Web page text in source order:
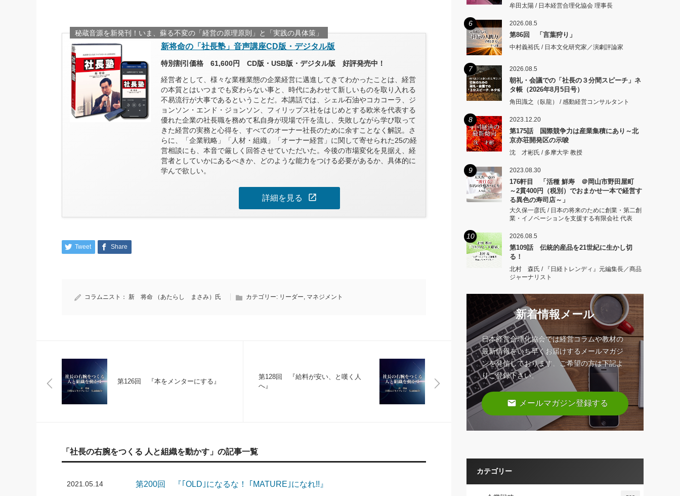
秘蔵音源を新発刊！いま、蘇る不変の「経営の原理原則」と「実践の具体策」
新将命の「社長塾」音声講座CD版・デジタル版
特別割引価格 61,600円 CD版・USB版・デジタル版 好評発売中！
経営者として、様々な業種業態の企業経営に邁進してきてわかったことは、経営
の本質とはいつまでも変わらない事と、時代にあわせて新しいものを取り入れる
不易流行が大事であるということだ。本講話では、シェル石油やコカコーラ、ジ
ョンソン・エンド・ジョンソン、フィリップス社をはじめとする欧米を代表する
優れた企業の社長職を務めて私自身が現場で汗を流し、失敗しながら学び取って
きた経営の実務と心得を、すべてのオーナー社長のために余すことなく解説。さ
らに、「企業戦略」「人材・組織」「オーナー経営」に関して寄せられた25の経
営相談にも、本音で厳しく回答させていただいた。今後の市場変化を見据え、経
営者としていかにあるべきか、どのような能力をつける必要があるか、具体的に
学んで欲しい。
詳細を見る open_in_new
Tweet Share
コラムニスト： 新 将命 （あたらし まさみ）氏 カテゴリー: リーダー マネジメント
第126回 『本をメンターにする』
第128回 『給料が安い、と嘆く人
へ』
「社長の右腕をつくる 人と組織を動かす」の記事一覧
2021.05.14 第200回 『｢OLD｣になるな！ ｢MATURE｣になれ!!』
牟田太陽 / 日本経営合理化協会 理事長
6 2026.08.5
第86回 「言葉狩り」
中村義裕氏 / 日本文化研究家／演劇評論家
7 2026.08.5
朝礼・会議での「社長の３分間スピーチ」ネ
タ帳（2026年8月5日号）
角田識之（臥龍） / 感動経営コンサルタント
8 2023.12.20
第175話 国際競争力は産業集積にあり～北
京亦荘開発区の示唆
沈 才彬氏 / 多摩大学 教授
9 2023.08.30
176軒目 「活種 鮮寿 ＠岡山市野田屋町
～2貫400円（税別）でおまかせ一本で経営す
る異色の寿司店～」
大久保一彦氏 / 日本の将来のために創業・第二創
業・イノベーションを支援する有限会社 代表
10 2026.08.5
第109話 伝統的産品を21世紀に生かし切
る！
北村 森氏 / 『日経トレンディ』元編集長／商品
ジャーナリスト
新着情報メール
日本経営合理化協会では経営コラムや教材の
最新情報をいち早くお届けするメールマガジ
ンを発信しております。ご希望の方は下記よ
りご登録下さい。
email メールマガジン登録する
カテゴリー